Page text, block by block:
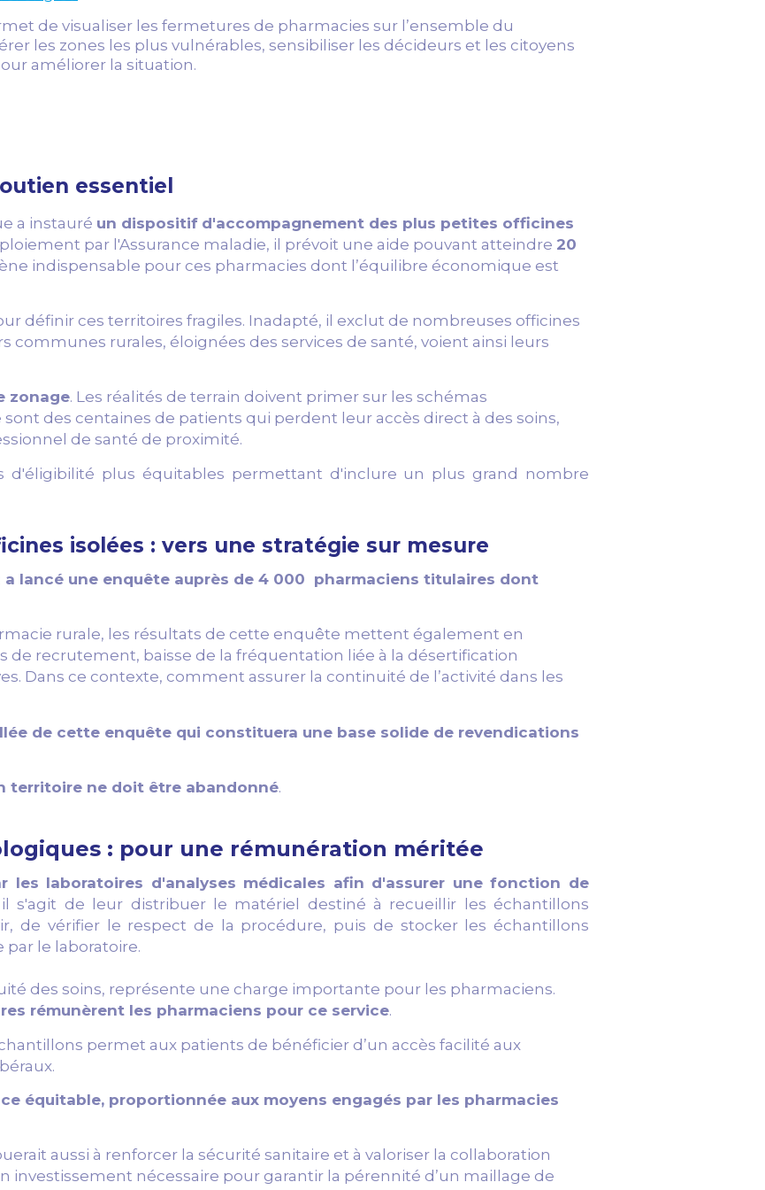
de visualiser les fermetures de pharmacies sur l’ensemble du
les zones les plus vulnérables, sensibiliser les décideurs et les citoyens
améliorer la situation.
essentiel
a instauré un dispositif d'accompagnement des plus petites officines
par l'Assurance maladie, il prévoit une aide pouvant atteindre 20
indispensable pour ces pharmacies dont l’équilibre économique est
définir ces territoires fragiles. Inadapté, il exclut de nombreuses officines
rurales, éloignées des services de santé, voient ainsi leurs
zonage. Les réalités de terrain doivent primer sur les schémas
des centaines de patients qui perdent leur accès direct à des soins,
de santé de proximité.
d'éligibilité plus équitables permettant d'inclure un plus grand nombre
isolées : vers une stratégie sur mesure​
a lancé une enquête auprès de 4 000 pharmaciens titulaires dont
rurale, les résultats de cette enquête mettent également en
recrutement, baisse de la fréquentation liée à la désertification
Dans ce contexte, comment assurer la continuité de l’activité dans les
de cette enquête qui constituera une base solide de revendications
territoire ne doit être abandonné.
: pour une rémunération méritée
laboratoires d'analyses médicales afin d'assurer une fonction de
s'agit de leur distribuer le matériel destiné à recueillir les échantillons
de vérifier le respect de la procédure, puis de stocker les échantillons
le laboratoire.
des soins, représente une charge importante pour les pharmaciens.
rémunèrent les pharmaciens pour ce service.
permet aux patients de bénéficier d’un accès facilité aux
équitable, proportionnée aux moyens engagés par les pharmacies
aussi à renforcer la sécurité sanitaire et à valoriser la collaboration
investissement nécessaire pour garantir la pérennité d’un maillage de